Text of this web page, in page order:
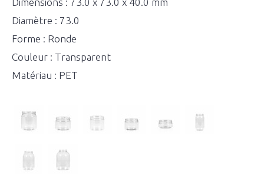
Diamètre : 73.0
Forme : Ronde
Couleur : Transparent
Matériau : PET